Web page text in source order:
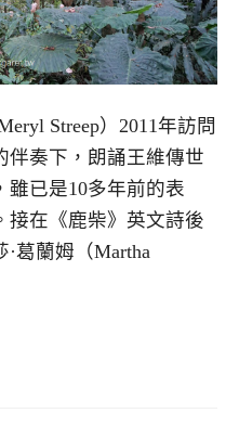
Streep）2011年訪問
伴奏下，朗誦王維傳世
雖已是10多年前的表
接在《鹿柴》英文詩後
葛蘭姆（Martha